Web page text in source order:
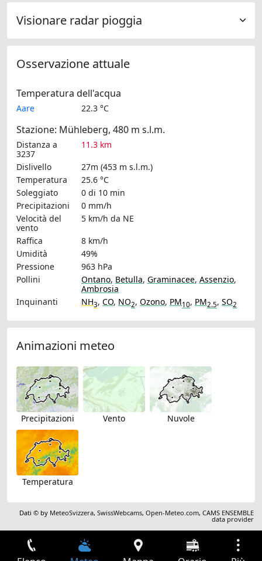
Visionare radar pioggia
Osservazione attuale
Temperatura dell'acqua
Aare 22.3 °C
Stazione: Mühleberg, 480 m s.l.m.
Distanza a
3237
11.3 km
Dislivello
27m (453 m s.l.m.)
Temperatura
25.6 °C
Soleggiato
0 di 10 min
Precipitazioni
0 mm/h
Velocità del
vento
5 km/h da NE
Raffica
8 km/h
Umidità
49%
Pressione
963 hPa
Pollini
Ontano, Betulla, Graminacee, Assenzio,
Ambrosia
Inquinanti
NH3, CO, NO2, Ozono, PM10, PM2.5, SO2
Animazioni meteo
Precipitazioni Vento Nuvole
Temperatura
Dati © by MeteoSvizzera,SwissWebcams,Open-Meteo.com,CAMS ENSEMBLE
data provider